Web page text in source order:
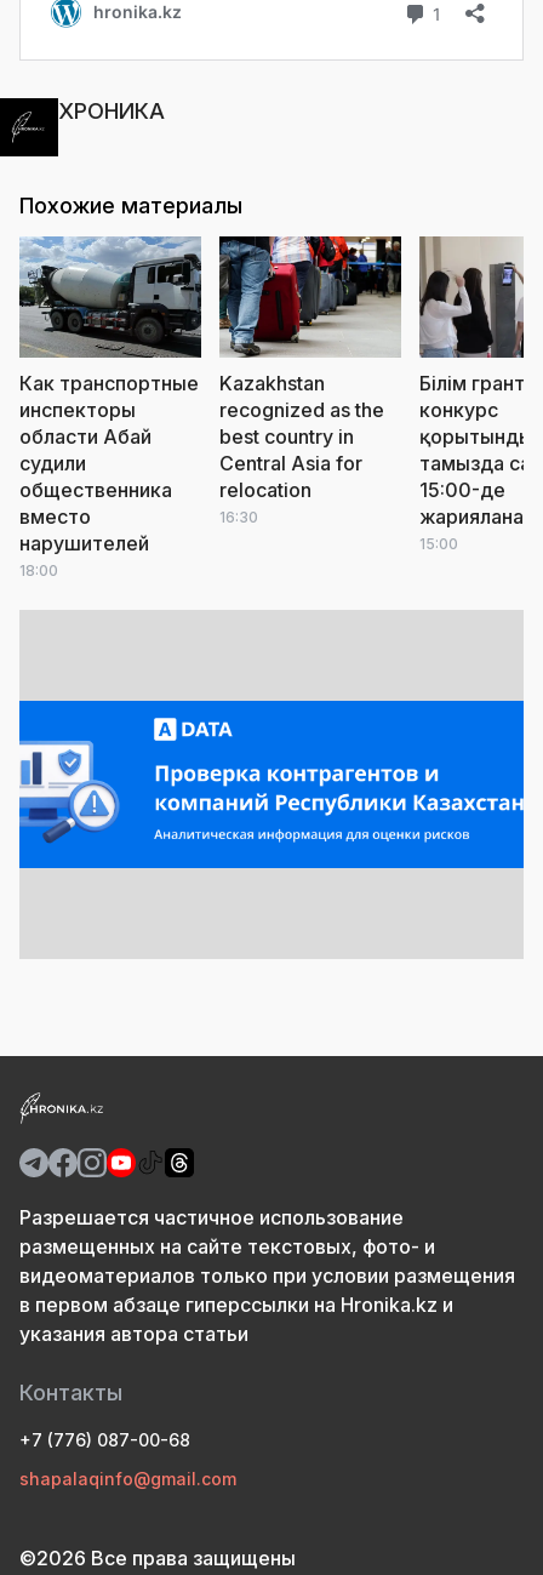
ХРОНИКА
Похожие материалы
Как транспортные
инспекторы
области Абай
судили
общественника
вместо
нарушителей
18:00
Kazakhstan
recognized as the
best country in
Central Asia for
relocation
16:30
Білім
конкурс
тамызда
15:00-де
15:00
Разрешается частичное использование
размещенных на сайте текстовых, фото- и
видеоматериалов только при условии размещения
в первом абзаце гиперссылки на Hronika.kz и
указания автора статьи
Контакты
+7 (776) 087-00-68
shapalaqinfo@gmail.com
©2026 Все права защищены